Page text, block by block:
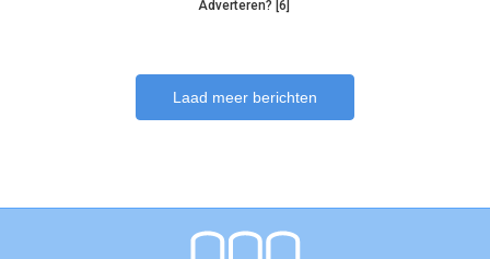
Adverteren? [6]
Laad meer berichten